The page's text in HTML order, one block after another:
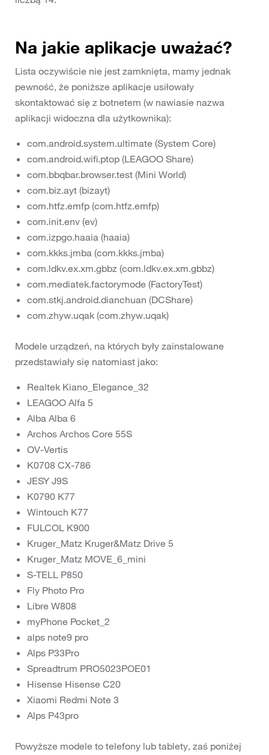
Na jakie aplikacje uważać?
Lista oczywiście nie jest zamknięta, mamy jednak
pewność, że poniższe aplikacje usiłowały
skontaktować się z botnetem (w nawiasie nazwa
aplikacji widoczna dla użytkownika):
com.android.system.ultimate (System Core)
com.android.wifi.ptop (LEAGOO Share)
com.bbqbar.browser.test (Mini World)
com.biz.ayt (bizayt)
com.htfz.emfp (com.htfz.emfp)
com.init.env (ev)
com.izpgo.haaia (haaia)
com.kkks.jmba (com.kkks.jmba)
com.ldkv.ex.xm.gbbz (com.ldkv.ex.xm.gbbz)
com.mediatek.factorymode (FactoryTest)
com.stkj.android.dianchuan (DCShare)
com.zhyw.uqak (com.zhyw.uqak)
Modele urządzeń, na których były zainstalowane
przedstawiały się natomiast jako:
Realtek Kiano_Elegance_32
LEAGOO Alfa 5
Alba Alba 6
Archos Archos Core 55S
OV-Vertis
K0708 CX-786
JESY J9S
K0790 K77
Wintouch K77
FULCOL K900
Kruger_Matz Kruger&Matz Drive 5
Kruger_Matz MOVE_6_mini
S-TELL P850
Fly Photo Pro
Libre W808
myPhone Pocket_2
alps note9 pro
Alps P33Pro
Spreadtrum PRO5023POE01
Hisense Hisense C20
Xiaomi Redmi Note 3
Alps P43pro
Powyższe modele to telefony lub tablety, zaś poniżej